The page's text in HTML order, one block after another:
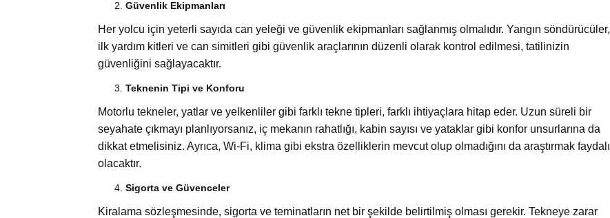
Güvenlik Ekipmanları
Her yolcu için yeterli sayıda can yeleği ve güvenlik ekipmanları sağlanmış olmalıdır. Yangın söndürücüler,
ilk yardım kitleri ve can simitleri gibi güvenlik araçlarının düzenli olarak kontrol edilmesi, tatilinizin
güvenliğini sağlayacaktır.
Teknenin Tipi ve Konforu
Motorlu tekneler, yatlar ve yelkenliler gibi farklı tekne tipleri, farklı ihtiyaçlara hitap eder. Uzun süreli bir
seyahate çıkmayı planlıyorsanız, iç mekanın rahatlığı, kabin sayısı ve yataklar gibi konfor unsurlarına da
dikkat etmelisiniz. Ayrıca, Wi-Fi, klima gibi ekstra özelliklerin mevcut olup olmadığını da araştırmak faydalı
olacaktır.
Sigorta ve Güvenceler
Kiralama sözleşmesinde, sigorta ve teminatların net bir şekilde belirtilmiş olması gerekir. Tekneye zarar